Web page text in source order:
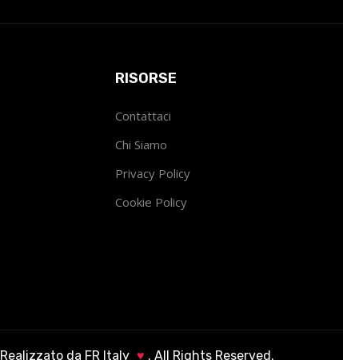
RISORSE
Contattaci
Chi Siamo
Privacy Policy
Cookie Policy
Realizzato da FR Italy ♥ . All Rights Reserved.